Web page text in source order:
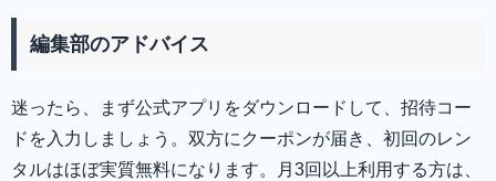
編集部のアドバイス
迷ったら、まず公式アプリをダウンロードして、招待コー
ドを入力しましょう。双方にクーポンが届き、初回のレン
タルはほぼ実質無料になります。月3回以上利用する方は、